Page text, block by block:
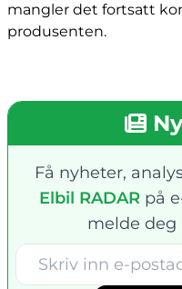
mangler det fortsatt
produsenten.
Få nyheter,
Elbil RADAR på
melde deg